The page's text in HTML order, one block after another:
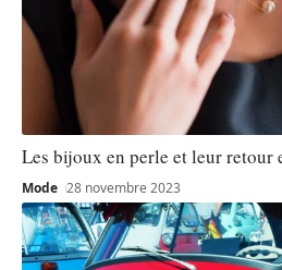
Les bijoux en perle et leur retour
Mode 28 novembre 2023